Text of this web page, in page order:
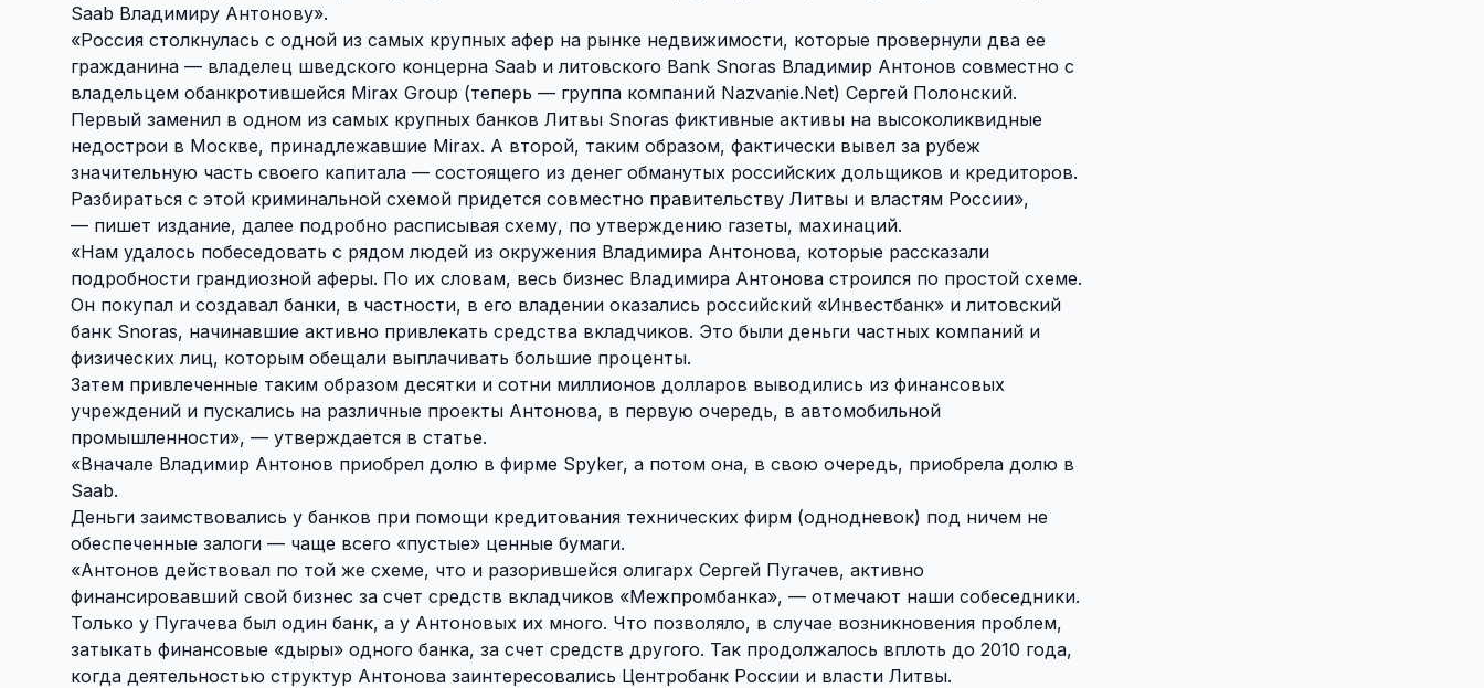
Saab Владимиру Антонову».
«Россия столкнулась с одной из самых крупных афер на рынке недвижимости, которые провернули два ее
гражданина — владелец шведского концерна Saab и литовского Bank Snoras Владимир Антонов совместно с
владельцем обанкротившейся Mirax Group (теперь — группа компаний Nazvanie.Net) Сергей Полонский.
Первый заменил в одном из самых крупных банков Литвы Snoras фиктивные активы на высоколиквидные
недострои в Москве, принадлежавшие Mirax. А второй, таким образом, фактически вывел за рубеж
значительную часть своего капитала — состоящего из денег обманутых российских дольщиков и кредиторов.
Разбираться с этой криминальной схемой придется совместно правительству Литвы и властям России»,
— пишет издание, далее подробно расписывая схему, по утверждению газеты, махинаций.
«Нам удалось побеседовать с рядом людей из окружения Владимира Антонова, которые рассказали
подробности грандиозной аферы. По их словам, весь бизнес Владимира Антонова строился по простой схеме.
Он покупал и создавал банки, в частности, в его владении оказались российский «Инвестбанк» и литовский
банк Snoras, начинавшие активно привлекать средства вкладчиков. Это были деньги частных компаний и
физических лиц, которым обещали выплачивать большие проценты.
Затем привлеченные таким образом десятки и сотни миллионов долларов выводились из финансовых
учреждений и пускались на различные проекты Антонова, в первую очередь, в автомобильной
промышленности», — утверждается в статье.
«Вначале Владимир Антонов приобрел долю в фирме Spyker, а потом она, в свою очередь, приобрела долю в
Saab.
Деньги заимствовались у банков при помощи кредитования технических фирм (однодневок) под ничем не
обеспеченные залоги — чаще всего «пустые» ценные бумаги.
«Антонов действовал по той же схеме, что и разорившейся олигарх Сергей Пугачев, активно
финансировавший свой бизнес за счет средств вкладчиков «Межпромбанка», — отмечают наши собеседники.
Только у Пугачева был один банк, а у Антоновых их много. Что позволяло, в случае возникновения проблем,
затыкать финансовые «дыры» одного банка, за счет средств другого. Так продолжалось вплоть до 2010 года,
когда деятельностью структур Антонова заинтересовались Центробанк России и власти Литвы.